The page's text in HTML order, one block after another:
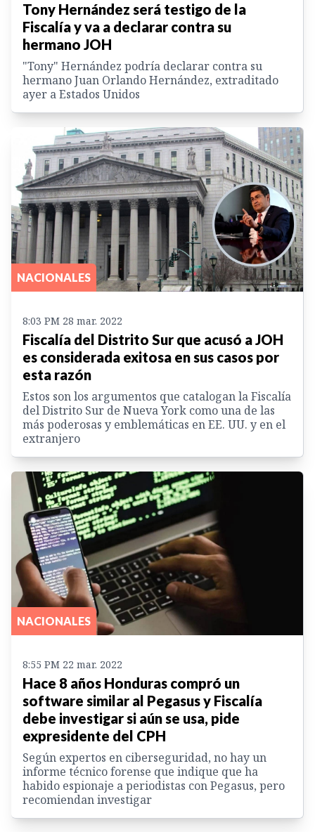
Tony Hernández será testigo de la
Fiscalía y va a declarar contra su
hermano JOH
"Tony" Hernández podría declarar contra su
hermano Juan Orlando Hernández, extraditado
ayer a Estados Unidos
NACIONALES
8:03 PM 28 mar. 2022
Fiscalía del Distrito Sur que acusó a JOH
es considerada exitosa en sus casos por
esta razón
Estos son los argumentos que catalogan la Fiscalía
del Distrito Sur de Nueva York como una de las
más poderosas y emblemáticas en EE. UU. y en el
extranjero
NACIONALES
8:55 PM 22 mar. 2022
Hace 8 años Honduras compró un
software similar al Pegasus y Fiscalía
debe investigar si aún se usa, pide
expresidente del CPH
Según expertos en ciberseguridad, no hay un
informe técnico forense que indique que ha
habido espionaje a periodistas con Pegasus, pero
recomiendan investigar